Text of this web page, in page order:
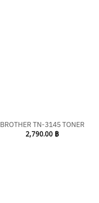
BROTHER TN-3145 TONER
2,790.00 ฿